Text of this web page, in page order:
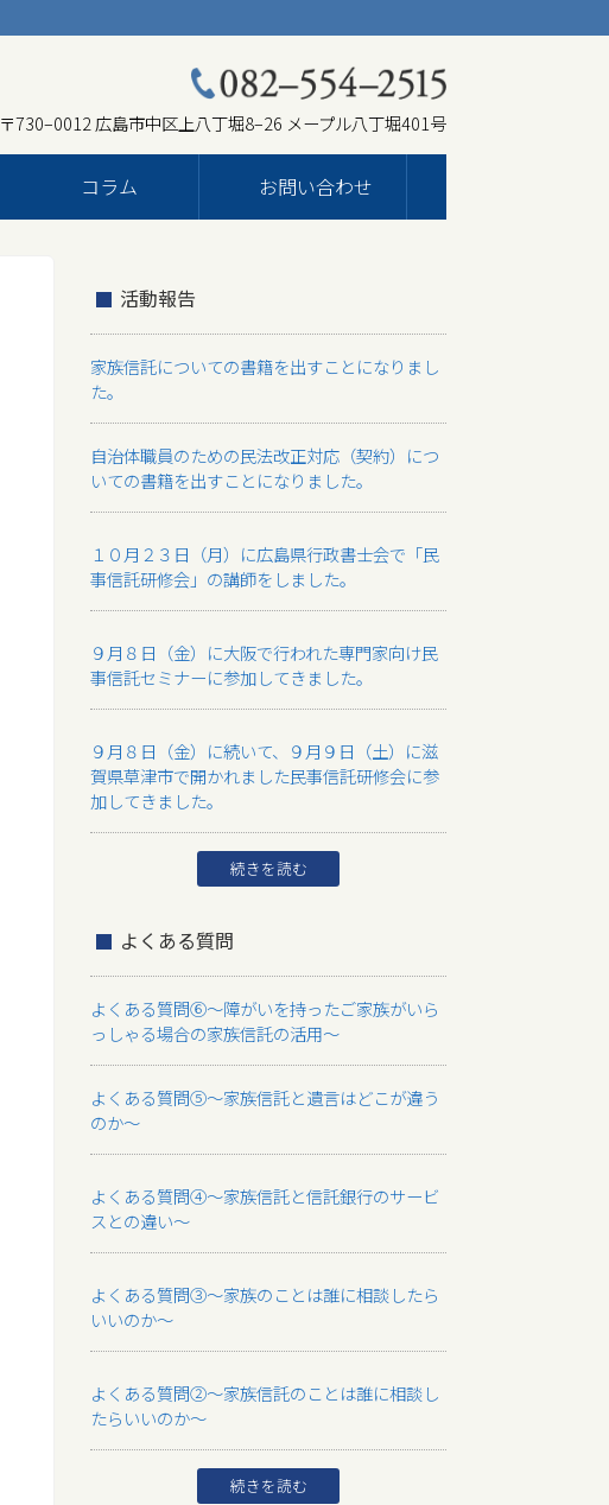
〒730–0012 広島市中区上八丁堀8–26 メープル八丁堀401号
コラム お問い合わせ
活動報告
家族信託についての書籍を出すことになりまし
た。
自治体職員のための民法改正対応（契約）につ
いての書籍を出すことになりました。
１０月２３日（月）に広島県行政書士会で「民
事信託研修会」の講師をしました。
９月８日（金）に大阪で行われた専門家向け民
事信託セミナーに参加してきました。
９月８日（金）に続いて、９月９日（土）に滋
賀県草津市で開かれました民事信託研修会に参
加してきました。
続きを読む
よくある質問
よくある質問⑥～障がいを持ったご家族がいら
っしゃる場合の家族信託の活用～
よくある質問⑤～家族信託と遺言はどこが違う
のか～
よくある質問④～家族信託と信託銀行のサービ
スとの違い～
よくある質問③～家族のことは誰に相談したら
いいのか～
よくある質問②～家族信託のことは誰に相談し
たらいいのか～
続きを読む